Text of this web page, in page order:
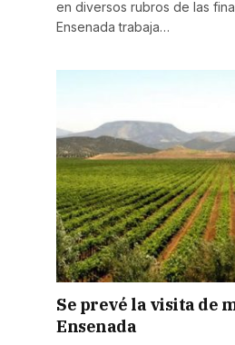
en diversos rubros de las
Ensenada trabaja…
Se prevé la visita de
Ensenada